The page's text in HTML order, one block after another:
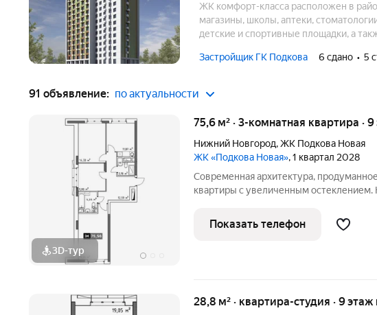
ЖК комфорт-класса расположен в
магазины, школы, аптеки,
детские и спортивные площадки, а
Застройщик ГК Подкова 6 сдано 5
91 объявление: по актуальности
3D-тур
75,6 м² · 3-комнатная квартира ·
Нижний Новгород,ЖК Подкова Новая
ЖК «Подкова Новая», 1 квартал 2028
Современная архитектура,
квартиры с увеличенным
от центра и всего в паре шагов от
дом «Подкова
Показать телефон
28,8 м² · квартира-студия · 9 этаж